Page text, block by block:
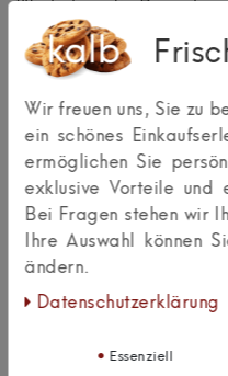
Sensorschalter und
alles wurde fix geliefert,
Gleichmäßige
Kai Birgfeld Antwort
Antworten anzeigen (1)
Super Produkt, nur der
hervorgehen
Auswahl:
Wir freuen uns, Sie zu
ein schönes
ermöglichen Sie
exklusive Vorteile und
Bei Fragen stehen wir
Ihre Auswahl können
ändern.
Daten­schutz­erklärung
Essenziell